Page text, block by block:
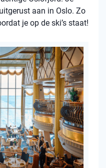
aan in Oslo. Zo
je op de ski’s staat!